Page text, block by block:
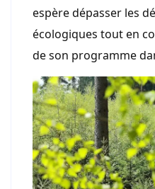
espère dépasser les
écologiques tout en
de son programme